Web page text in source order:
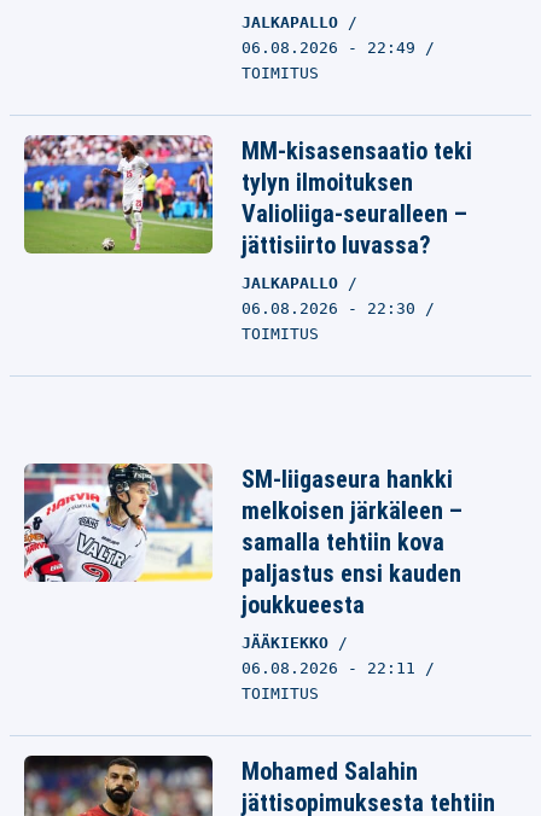
JALKAPALLO
06.08.2026 - 22:49
TOIMITUS
MM-kisasensaatio teki
tylyn ilmoituksen
Valioliiga-seuralleen –
jättisiirto luvassa?
JALKAPALLO
06.08.2026 - 22:30
TOIMITUS
SM-liigaseura hankki
melkoisen järkäleen –
samalla tehtiin kova
paljastus ensi kauden
joukkueesta
JÄÄKIEKKO
06.08.2026 - 22:11
TOIMITUS
Mohamed Salahin
jättisopimuksesta tehtiin